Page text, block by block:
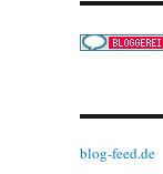
blog-feed.de